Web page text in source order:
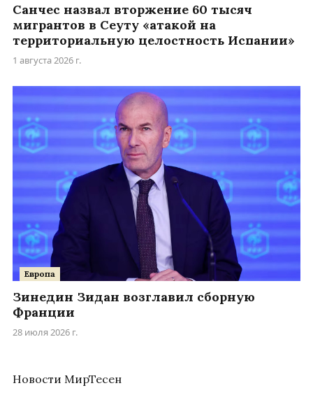
Санчес назвал вторжение 60 тысяч
мигрантов в Сеуту «атакой на
территориальную целостность Испании»
1 августа 2026 г.
Европа
Зинедин Зидан возглавил сборную
Франции
28 июля 2026 г.
Новости МирТесен